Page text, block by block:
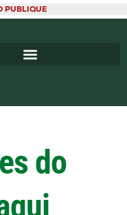
PUBLIQUE
do